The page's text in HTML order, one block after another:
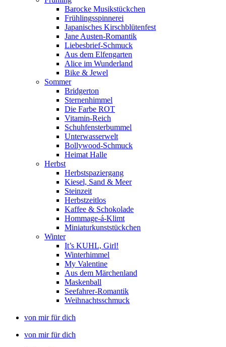
Barocke Musikstückchen
Frühlingsspinnerei
Japanisches Kirschblütenfest
Jane Austen-Romantik
Liebesbrief-Schmuck
Aus dem Elfengarten
Alice im Wunderland
Bike & Jewel
Sommer
Bridgerton
Sternenhimmel
Die Farbe ROT
Vitamin-Reich
Schuhfensterbummel
Unterwasserwelt
Bollywood-Schmuck
Heimat Halle
Herbst
Herbstspaziergang
Kiesel, Sand & Meer
Steinzeit
Herbstzeitlos
Kaffee & Schokolade
Hommage-á-Klimt
Miniaturkunststückchen
Winter
It’s KUHL, Girl!
Winterhimmel
My Valentine
Aus dem Märchenland
Maskenball
Seefahrer-Romantik
Weihnachtsschmuck
von mir für dich
von mir für dich